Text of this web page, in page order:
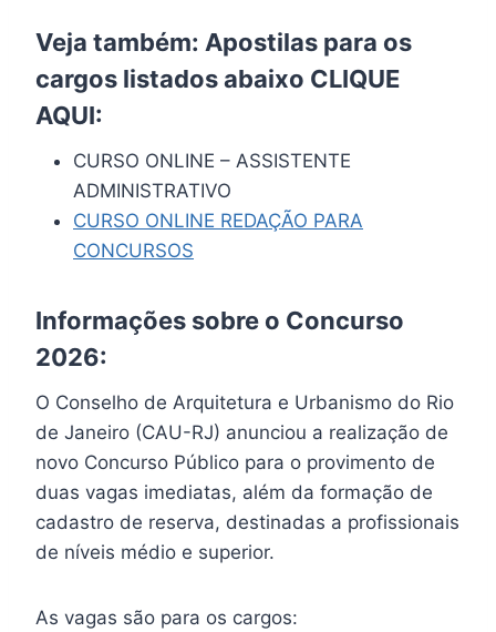
Veja também: Apostilas para os
cargos listados abaixo CLIQUE
AQUI:
CURSO ONLINE – ASSISTENTE
ADMINISTRATIVO
CURSO ONLINE REDAÇÃO PARA
CONCURSOS
Informações sobre o Concurso
2026:
O Conselho de Arquitetura e Urbanismo do Rio
de Janeiro (CAU-RJ) anunciou a realização de
novo Concurso Público para o provimento de
duas vagas imediatas, além da formação de
cadastro de reserva, destinadas a profissionais
de níveis médio e superior.
As vagas são para os cargos: